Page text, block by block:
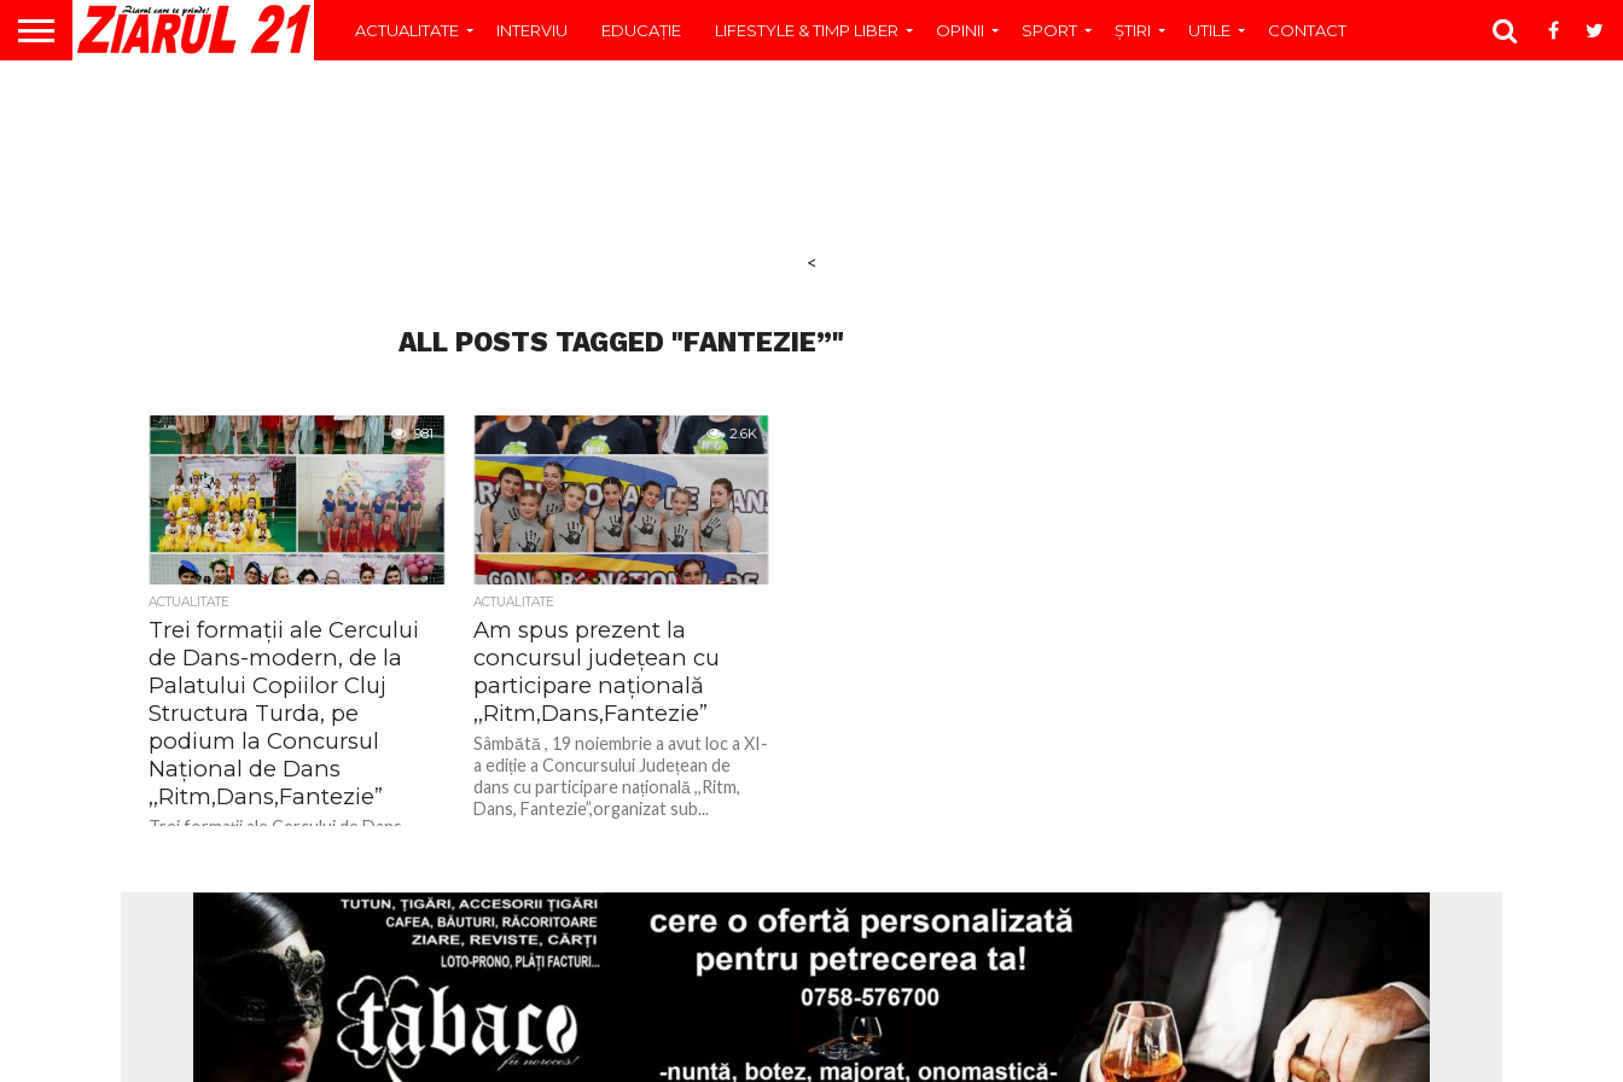
ACTUALITATE INTERVIU EDUCAŢIE LIFESTYLE & TIMP LIBER OPINII SPORT ŞTIRI UTILE CONTACT
<
ALL POSTS TAGGED "FANTEZIE”"
981
ACTUALITATE
Trei formații ale Cercului
de Dans-modern, de la
Palatului Copiilor Cluj
Structura Turda, pe
podium la Concursul
Național de Dans
,,Ritm,Dans,Fantezie”
Trei formații ale Cercului de Dans-
Concursul Național de Dans
,,Ritm,Dans,Fantezie"
2.6K
ACTUALITATE
Am spus prezent la
concursul județean cu
participare națională
,,Ritm,Dans,Fantezie”
Sâmbătă , 19 noiembrie a avut loc a XI-
a ediție a Concursului Județean de
dans cu participare națională ,,Ritm,
Dans, Fantezie”,organizat sub...